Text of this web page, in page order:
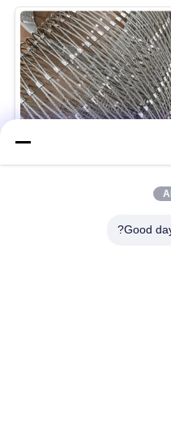
شبكة أسلاك حديقة
Good